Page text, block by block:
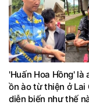
'Huấn Hoa Hồng' là
ồn ào từ thiện ở Lai
diễn biến như thế